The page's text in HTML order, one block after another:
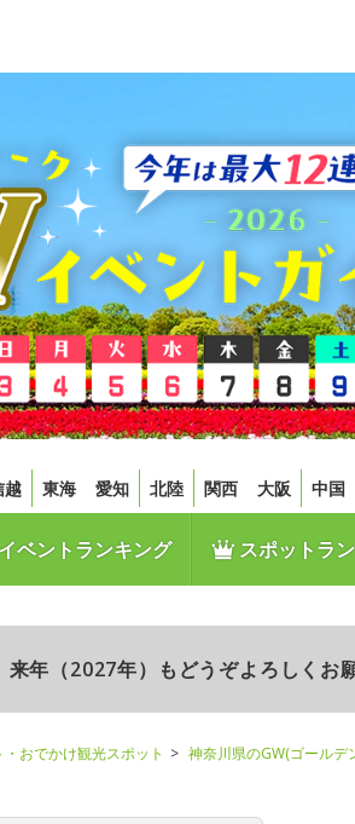
越 東海 愛知 北陸 関西 大阪 中国
ベントランキング スポットラ
年（2027年）もどうぞよろしくお
おでかけ観光スポット
神奈川県のGW(ゴールデ